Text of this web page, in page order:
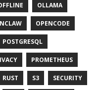
OLLAMA
OPENCODE
POSTGRESQL
PROMETHEUS
RUST S3 SECURITY